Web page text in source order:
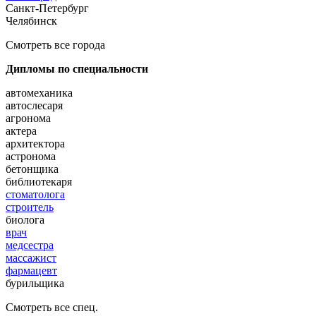
Санкт-Петербург
Челябинск
Смотреть все города
Дипломы по специальности
автомеханика
автослесаря
агронома
актера
архитектора
астронома
бетонщика
библиотекаря
стоматолога
строитель
биолога
врач
медсестра
массажист
фармацевт
бурильщика
Смотреть все спец.